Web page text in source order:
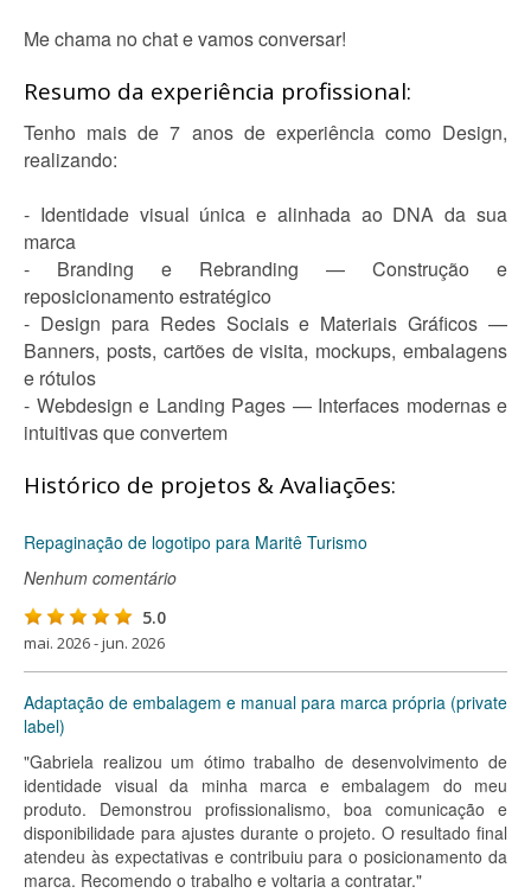
Me chama no chat e vamos conversar!
Resumo da experiência profissional:
Tenho mais de 7 anos de experiência como Design,
realizando:
- Identidade visual única e alinhada ao DNA da sua
marca
- Branding e Rebranding — Construção e
reposicionamento estratégico
- Design para Redes Sociais e Materiais Gráficos —
Banners, posts, cartões de visita, mockups, embalagens
e rótulos
- Webdesign e Landing Pages — Interfaces modernas e
intuitivas que convertem
Histórico de projetos & Avaliações:
Repaginação de logotipo para Maritê Turismo
Nenhum comentário
5.0
mai. 2026 - jun. 2026
Adaptação de embalagem e manual para marca própria (private
label)
"Gabriela realizou um ótimo trabalho de desenvolvimento de
identidade visual da minha marca e embalagem do meu
produto. Demonstrou profissionalismo, boa comunicação e
disponibilidade para ajustes durante o projeto. O resultado final
atendeu às expectativas e contribuiu para o posicionamento da
marca. Recomendo o trabalho e voltaria a contratar."